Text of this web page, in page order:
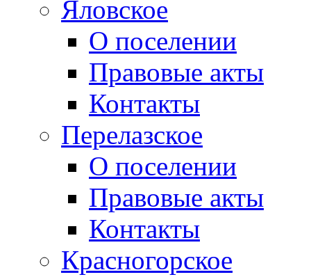
Яловское
О поселении
Правовые акты
Контакты
Перелазское
О поселении
Правовые акты
Контакты
Красногорское